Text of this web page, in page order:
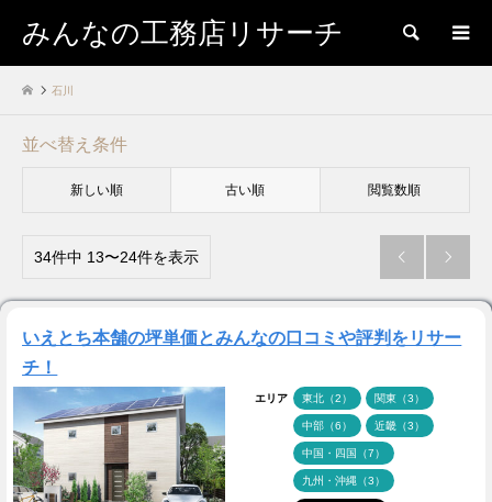
みんなの工務店リサーチ 検索
石川
並べ替え条件
新しい順 古い順 閲覧数順
34件中 13〜24件を表示  
いえとち本舗の坪単価とみんなの口コミや評判をリサー
チ！
エリア 東北（2） 関東（3）
中部（6） 近畿（3）
中国・四国（7）
九州・沖縄（3）